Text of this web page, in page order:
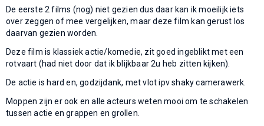
De eerste 2 films (nog) niet gezien dus daar kan ik moeilijk iets
over zeggen of mee vergelijken, maar deze film kan gerust los
daarvan gezien worden.
Deze film is klassiek actie/komedie, zit goed ingeblikt met een
rotvaart (had niet door dat ik blijkbaar 2u heb zitten kijken).
De actie is hard en, godzijdank, met vlot ipv shaky camerawerk.
Moppen zijn er ook en alle acteurs weten mooi om te schakelen
tussen actie en grappen en grollen.